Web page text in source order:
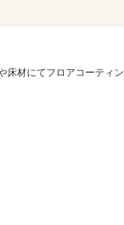
床材にてフロアコーティン